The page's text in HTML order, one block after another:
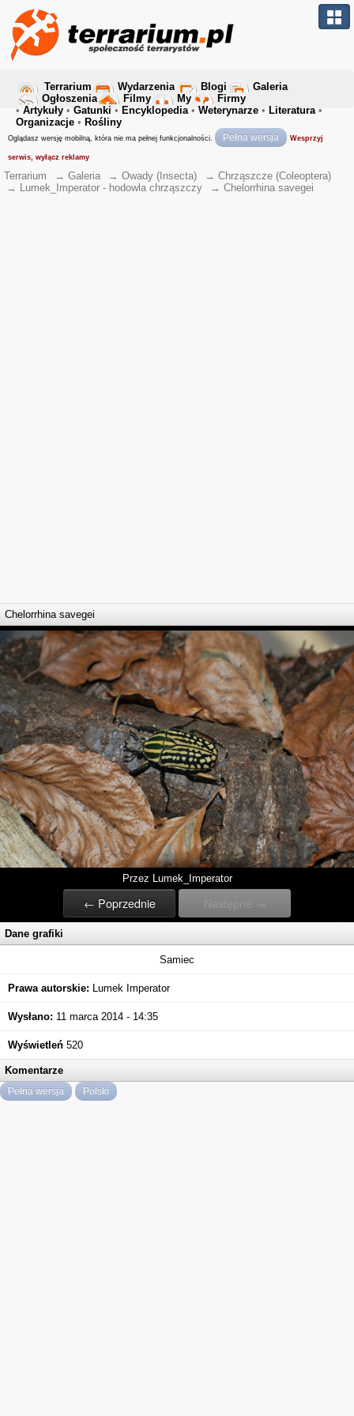
Terrarium Wydarzenia Blogi
Galeria
Ogłoszenia
Filmy My
Firmy
• Artykuły • Gatunki • Encyklopedia• Weterynarze • Literatura•
Organizacje • Rośliny
Oglądasz wersję mobilną, która nie ma pełnej funkcjonalności. Pełna wersja Wesprzyj
serwis, wyłącz reklamy
Terrarium → Galeria → Owady (Insecta) → Chrząszcze (Coleoptera)
→ Lumek_Imperator - hodowla chrząszczy → Chelorrhina savegei
Chelorrhina savegei
Przez Lumek_Imperator
← Poprzednie Następne →
Dane grafiki
Samiec
Prawa autorskie: Lumek Imperator
Wysłano: 11 marca 2014 - 14:35
Wyświetleń 520
Komentarze
Pełna wersja Polski